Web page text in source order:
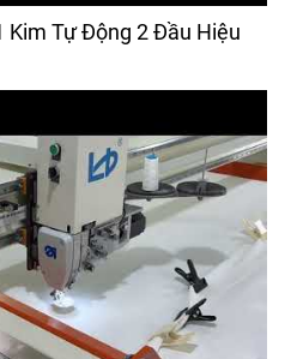
Kim Tự Động 2 Đầu Hiệu